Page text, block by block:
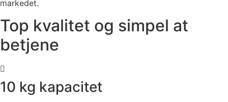
markedet.
Top kvalitet og simpel at
betjene
10 kg kapacitet